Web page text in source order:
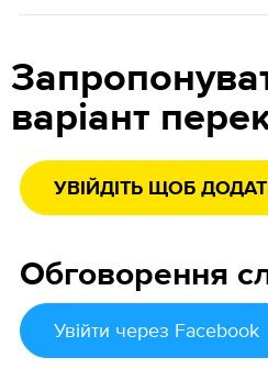
варіант
УВІЙДІТЬ ЩОБ
Обговорення
Увійти через Facebook